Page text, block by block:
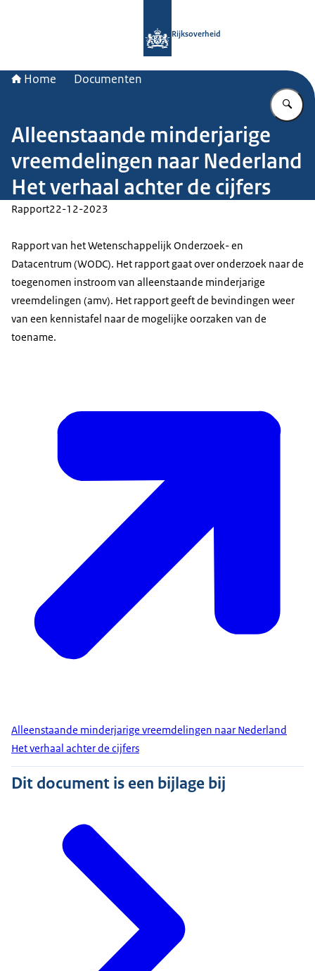
Rijksoverheid
Home Documenten
Alleenstaande minderjarige
vreemdelingen naar Nederland
Het verhaal achter de cijfers
Rapport22-12-2023
Rapport van het Wetenschappelijk Onderzoek- en
Datacentrum (WODC). Het rapport gaat over onderzoek naar de
toegenomen instroom van alleenstaande minderjarige
vreemdelingen (amv). Het rapport geeft de bevindingen weer
van een kennistafel naar de mogelijke oorzaken van de
toename.
Alleenstaande minderjarige vreemdelingen naar Nederland
Het verhaal achter de cijfers
Dit document is een bijlage bij